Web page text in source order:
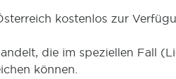
kostenlos zur
die im speziellen Fall
können.